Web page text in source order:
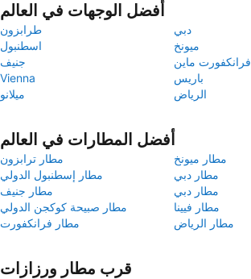
أفضل الوجهات في العالم
طرابزون
دبي
اسطنبول
ميونخ
جنيف
فرانكفورت ماين
Vienna
باريس
ميلانو
الرياض
أفضل المطارات في العالم
مطار ترابزون
مطار ميونخ
مطار إسطنبول الدولي
مطار دبي
مطار جنيف
مطار دبي
مطار صبيحة كوكجن الدولي
مطار فيينا
مطار فرانكفورت
مطار الرياض
قرب مطار ورزازات